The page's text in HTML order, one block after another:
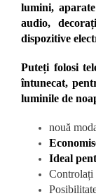
lumini,
audio,
dispozitive
Puteți folosi
întunecat,
luminile de
nouă
Ideal
Controlați